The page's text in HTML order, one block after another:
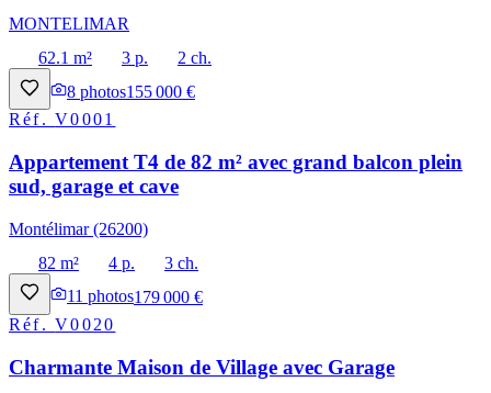
MONTELIMAR
62.1 m²
3 p.
2 ch.
8 photos155 000 €
Réf.V0001
Appartement T4 de 82 m² avec grand balcon plein
sud, garage et cave
Montélimar (26200)
82 m²
4 p.
3 ch.
11 photos179 000 €
Réf.V0020
Charmante Maison de Village avec Garage